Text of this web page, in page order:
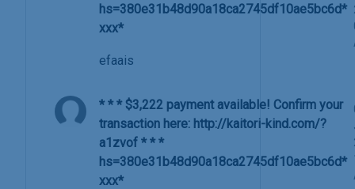
hs=380e31b48d90a18ca2745df10ae5bc6d*
ххх*
efaais
* * * $3,222 payment available! Confirm your
transaction here: http://kaitori-kind.com/?
a1zvof * * *
hs=380e31b48d90a18ca2745df10ae5bc6d*
ххх*